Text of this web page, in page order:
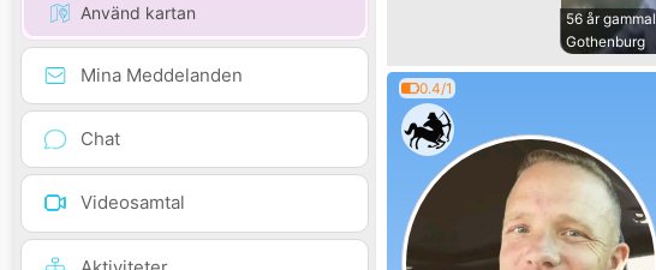
Använd kartan
Mina Meddelanden
Chat
Videosamtal
56 år gammal
Gothenburg
0.4/1